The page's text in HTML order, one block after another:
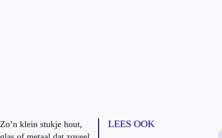
Zo’n klein stukje hout,
LEES OOK